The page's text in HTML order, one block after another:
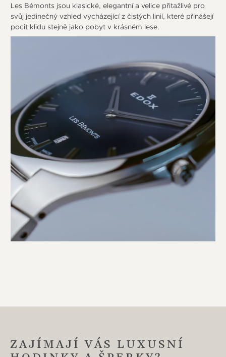
Les Bémonts jsou klasické, elegantní a velice přitažlivé pro
svůj jedinečný vzhled vycházející z čistých linií, které přinášejí
pocit klidu stejně jako pobyt v krásném lese.
ZAJÍMAJÍ VÁS LUXUSNÍ